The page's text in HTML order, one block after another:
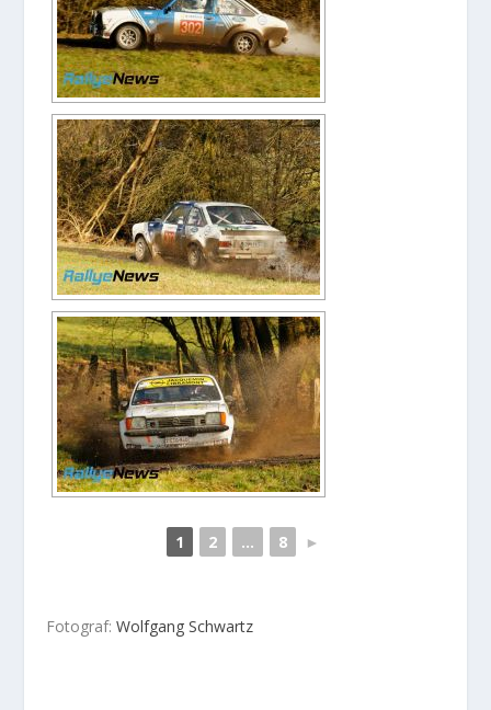
1 2 ... 8 ►
Fotograf:Wolfgang Schwartz